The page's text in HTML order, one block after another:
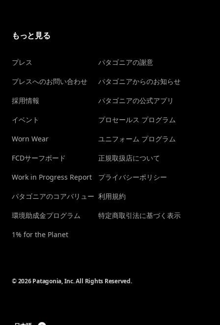
もっと見る
プレス
プレスへのお問い合わせ
採用情報
イベント
Worn Wear
FCDサーフボード
Work in Progress Report
パタゴニアのコアバリュー
環境助成金プログラム
1% for the Planet
パタゴニアの謝意
パタゴニアからのお知らせ
パタゴニアの公式アプリ
プロセールス プログラム
ユニフォーム プログラム
正規取扱店について
プライバシーポリシー
利用規約
特定商取引法に基づく表示
© 2026 Patagonia, Inc. All Rights Reserved.